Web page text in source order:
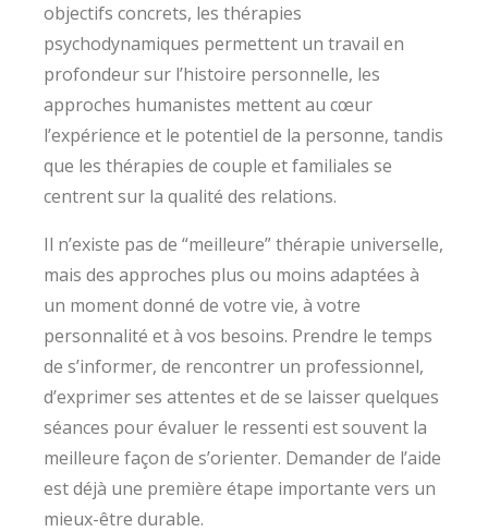
objectifs concrets, les thérapies
psychodynamiques permettent un travail en
profondeur sur l’histoire personnelle, les
approches humanistes mettent au cœur
l’expérience et le potentiel de la personne, tandis
que les thérapies de couple et familiales se
centrent sur la qualité des relations.
Il n’existe pas de “meilleure” thérapie universelle,
mais des approches plus ou moins adaptées à
un moment donné de votre vie, à votre
personnalité et à vos besoins. Prendre le temps
de s’informer, de rencontrer un professionnel,
d’exprimer ses attentes et de se laisser quelques
séances pour évaluer le ressenti est souvent la
meilleure façon de s’orienter. Demander de l’aide
est déjà une première étape importante vers un
mieux-être durable.